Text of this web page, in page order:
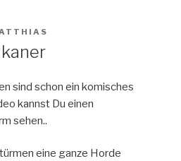
sind schon ein komisches
kannst Du einen
sehen..
eine ganze Horde